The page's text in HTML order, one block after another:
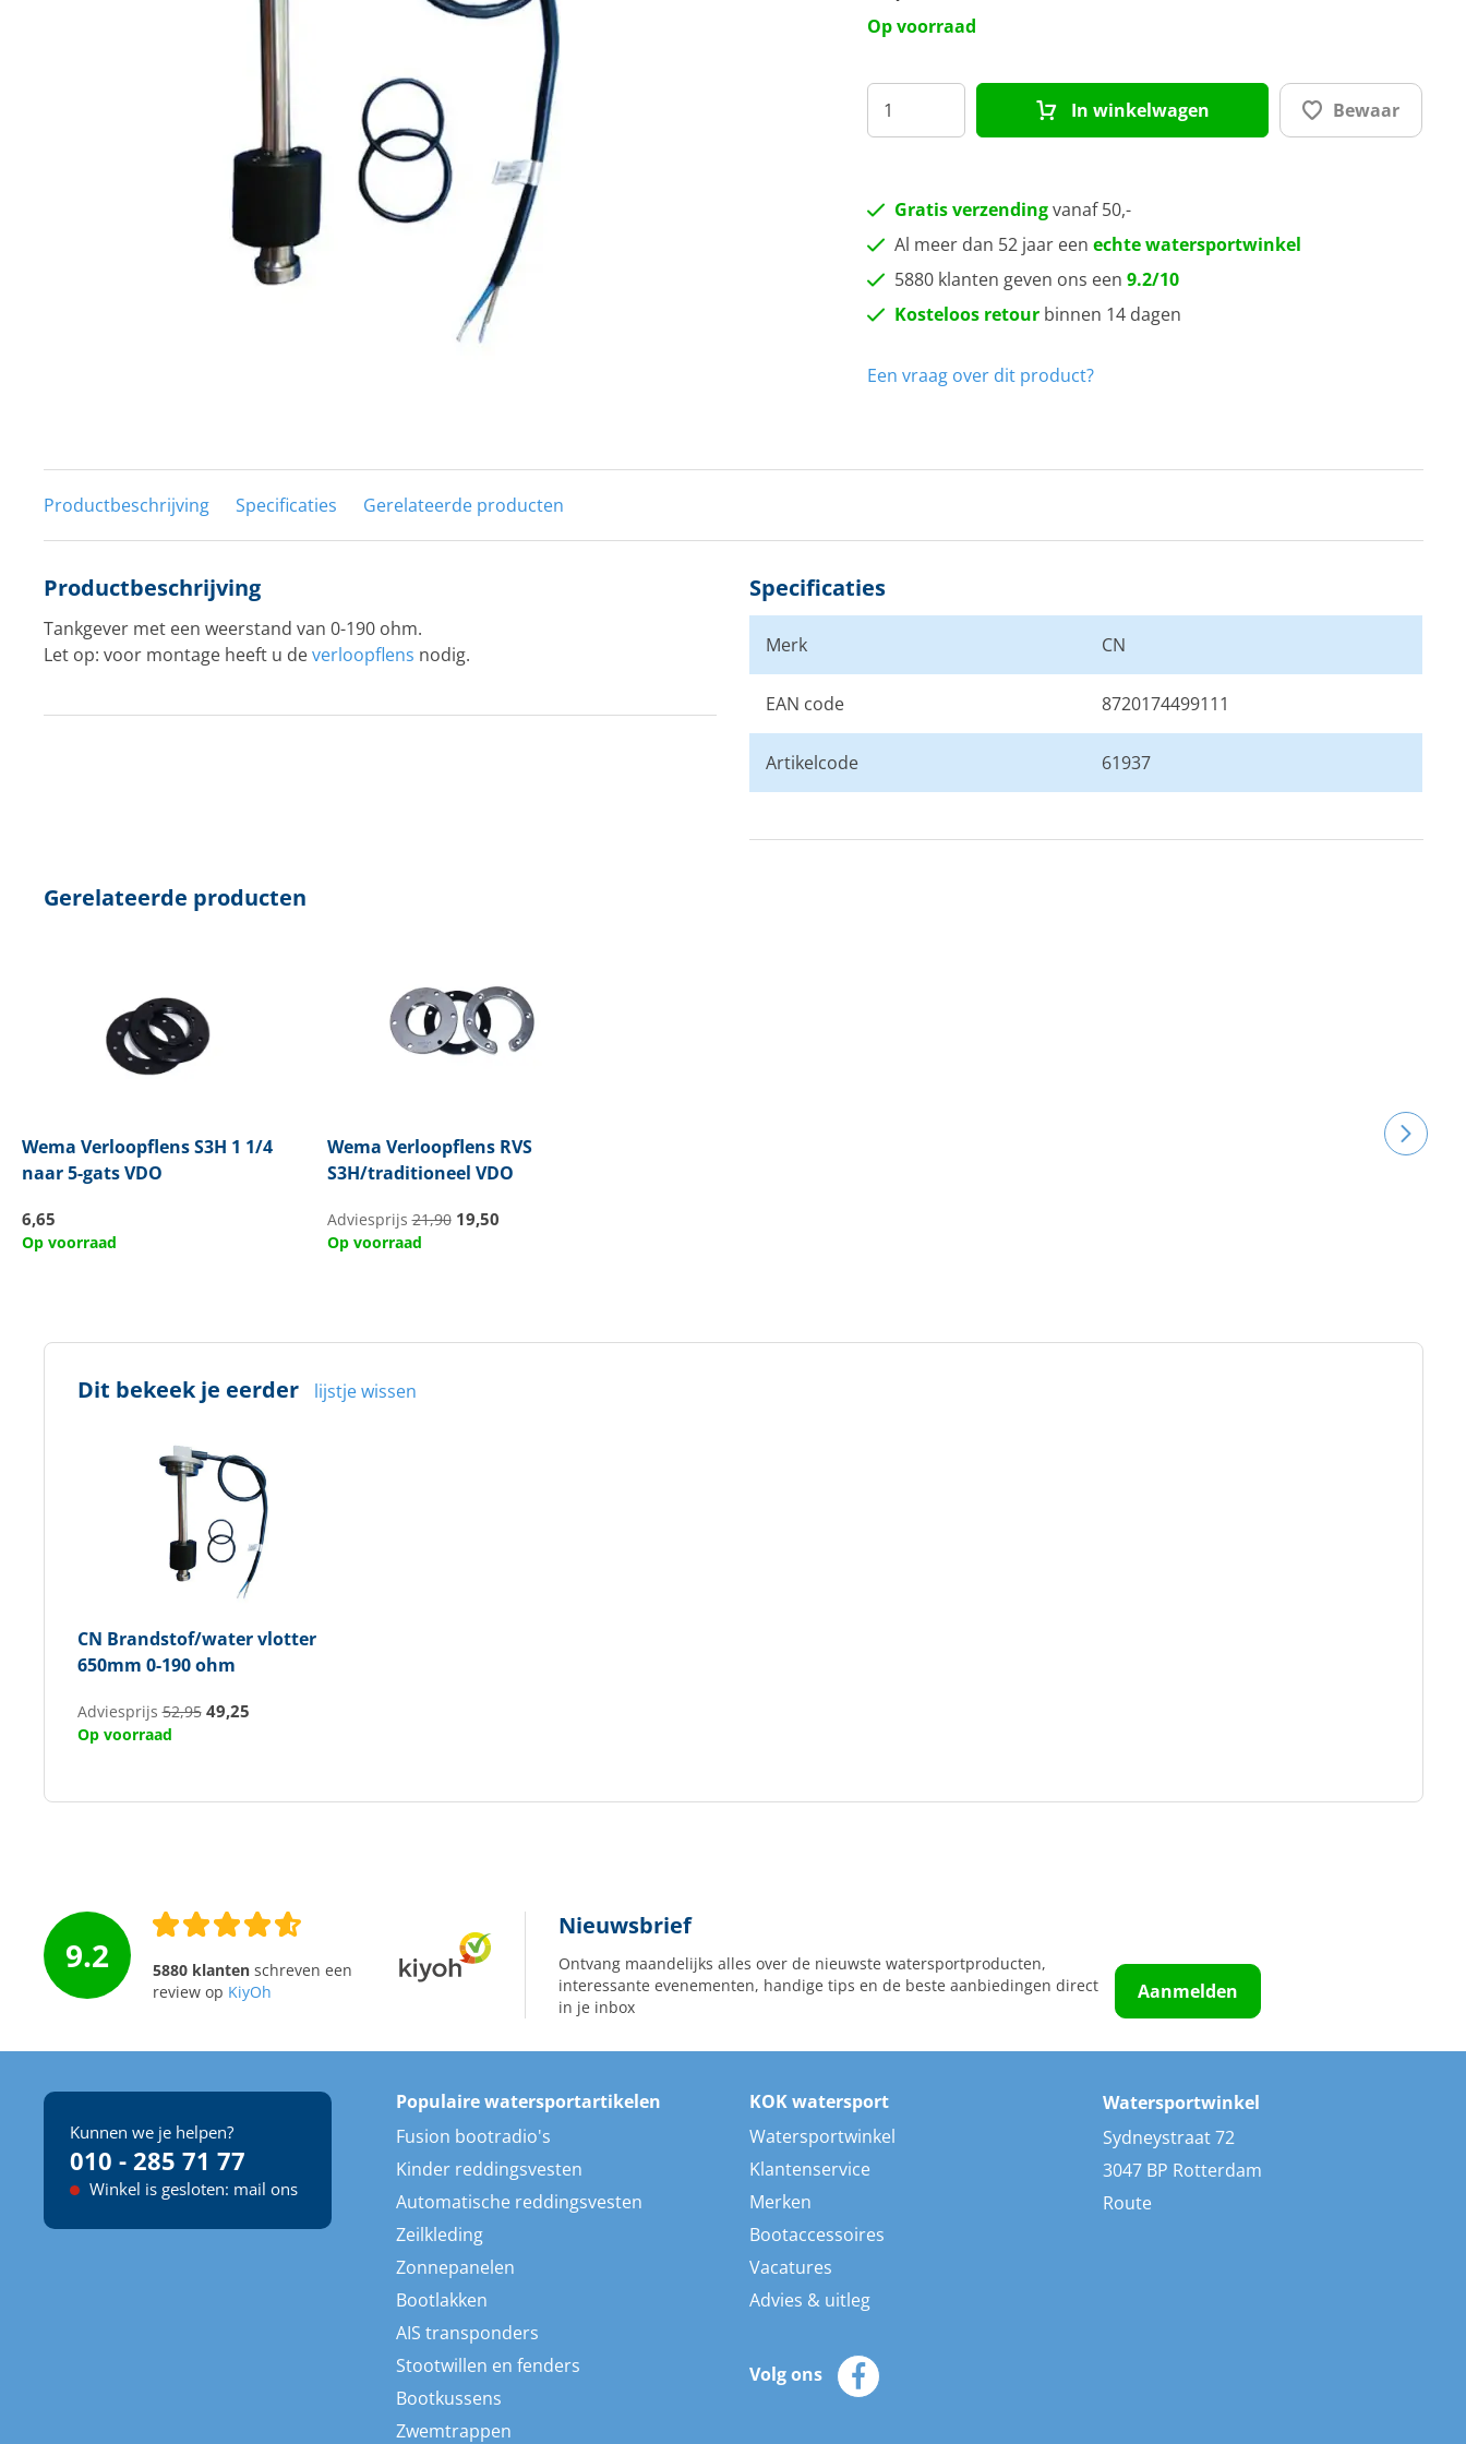
Techniek en motor
Tuigage en dekbeslag
Boten, toebehoren en fun
Meubels en lifestyle
225 mm
275 mm
300 mm
350 mm
Op voorraad
In winkelwagen Bewaar
Gratis verzendingvanaf 50,-
Al meer dan 52 jaar een echte watersportwinkel
5880 klanten geven ons een 9.2/10
Kosteloos retourbinnen 14 dagen
Een vraag over dit product?
Productbeschrijving Specificaties Gerelateerde producten
Productbeschrijving
Tankgever met een weerstand van 0-190 ohm.
Let op: voor montage heeft u deverloopflens nodig.
Specificaties
Merk CN
EAN code 8720174499111
Artikelcode 61937
Gerelateerde producten
Wema Verloopflens S3H 1 1/4
naar 5-gats VDO
6,65
Op voorraad
Wema Verloopflens RVS
S3H/traditioneel VDO
Adviesprijs21,90 19,50
Op voorraad
Dit bekeek je eerder lijstje wissen
CN Brandstof/water vlotter
650mm 0-190 ohm
Adviesprijs52,95 49,25
Op voorraad
9.2 5880 klantenschreven een
review op KiyOh
Nieuwsbrief
Ontvang maandelijks alles over de nieuwste watersportproducten,
interessante evenementen, handige tips en de beste aanbiedingen direct
in je inbox
Aanmelden
Kunnen we je helpen?
010 - 285 71 77
Winkel is gesloten: mail ons
Populaire watersportartikelen
Fusion bootradio's
Kinder reddingsvesten
Automatische reddingsvesten
Zeilkleding
Zonnepanelen
Bootlakken
AIS transponders
Stootwillen en fenders
Bootkussens
Zwemtrappen
KOK watersport
Watersportwinkel
Klantenservice
Merken
Bootaccessoires
Vacatures
Advies & uitleg
Volg ons
Watersportwinkel
Sydneystraat 72
3047 BP Rotterdam
Route